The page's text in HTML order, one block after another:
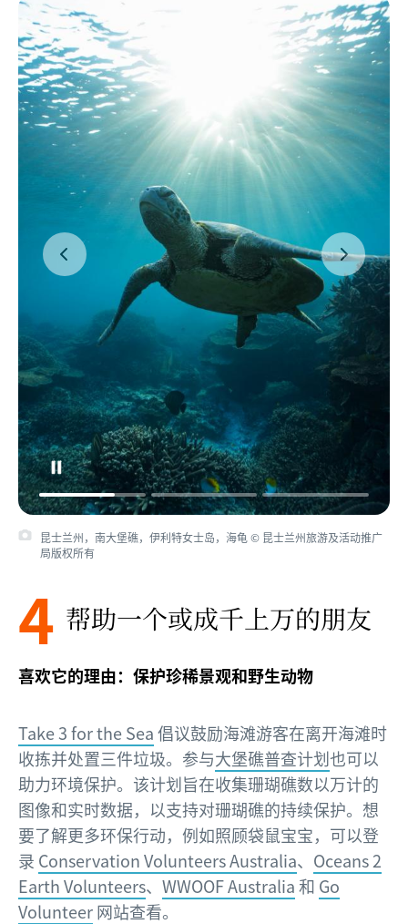
昆士兰州，南大堡礁，伊利特女士岛，海龟 © 昆士兰州旅游及活动推广
局版权所有
4 帮助一个或成千上万的朋友
喜欢它的理由：保护珍稀景观和野生动物
Take 3 for the Sea倡议鼓励海滩游客在离开海滩时
收拣并处置三件垃圾。参与大堡礁普查计划也可以
助力环境保护。该计划旨在收集珊瑚礁数以万计的
图像和实时数据，以支持对珊瑚礁的持续保护。想
要了解更多环保行动，例如照顾袋鼠宝宝，可以登
录 Conservation Volunteers Australia、 Oceans 2
Earth Volunteers、 WWOOF Australia和 Go
Volunteer网站查看。